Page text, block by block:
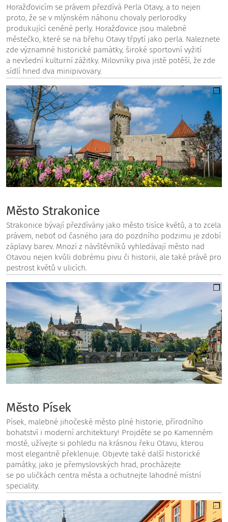
Horažďovicím se právem přezdívá Perla Otavy, a to nejen
proto, že se v mlýnském náhonu chovaly perlorodky
produkující ceněné perly. Horažďovice jsou malebné
městečko, které se na břehu Otavy třpytí jako perla. Naleznete
zde významné historické památky, široké sportovní vyžití
a nevšední kulturní zážitky. Milovníky piva jistě potěší, že zde
sídlí hned dva minipivovary.
Město Strakonice
Strakonice bývají přezdívány jako město tisíce květů, a to zcela
právem, neboť od časného jara do pozdního podzimu je zdobí
záplavy barev. Mnozí z návštěvníků vyhledávají město nad
Otavou nejen kvůli dobrému pivu či historii, ale také právě pro
pestrost květů v ulicích.
Město Písek
Písek, malebné jihočeské město plné historie, přírodního
bohatství i moderní architektury! Projděte se po Kamenném
mostě, užívejte si pohledu na krásnou řeku Otavu, kterou
most elegantně překlenuje. Objevte také další historické
památky, jako je přemyslovských hrad, procházejte
se po uličkách centra města a ochutnejte lahodné místní
speciality.